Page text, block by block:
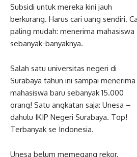
Subsidi untuk mereka kini jauh
berkurang. Harus cari uang sendiri.
paling mudah: menerima mahasiswa
sebanyak-banyaknya.
Salah satu universitas negeri di
Surabaya tahun ini sampai menerima
mahasiswa baru sebanyak 15.000
orang! Satu angkatan saja: Unesa –
dahulu IKIP Negeri Surabaya. Top!
Terbanyak se Indonesia.
Unesa belum memegang rekor.